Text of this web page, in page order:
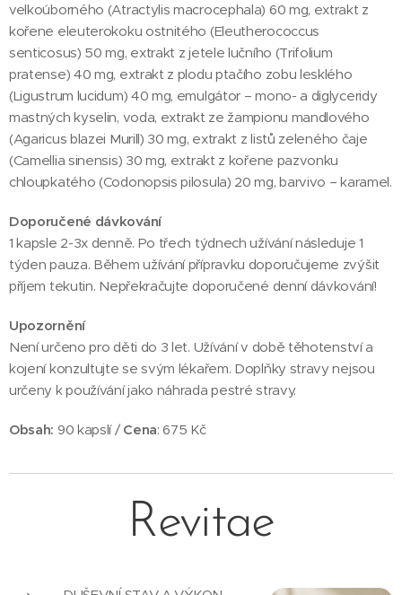
velkoúborného (Atractylis macrocephala) 60 mg, extrakt z
kořene eleuterokoku ostnitého (Eleutherococcus
senticosus) 50 mg, extrakt z jetele lučního (Trifolium
pratense) 40 mg, extrakt z plodu ptačího zobu lesklého
(Ligustrum lucidum) 40 mg, emulgátor – mono- a diglyceridy
mastných kyselin, voda, extrakt ze žampionu mandlového
(Agaricus blazei Murill) 30 mg, extrakt z listů zeleného čaje
(Camellia sinensis) 30 mg, extrakt z kořene pazvonku
chloupkatého (Codonopsis pilosula) 20 mg, barvivo – karamel.
Doporučené dávkování
1 kapsle 2-3x denně. Po třech týdnech užívání následuje 1
týden pauza. Během užívání přípravku doporučujeme zvýšit
příjem tekutin. Nepřekračujte doporučené denní dávkování!
Upozornění
Není určeno pro děti do 3 let. Užívání v době těhotenství a
kojení konzultujte se svým lékařem. Doplňky stravy nejsou
určeny k používání jako náhrada pestré stravy.
Obsah: 90 kapslí / Cena: 675 Kč
Revitae